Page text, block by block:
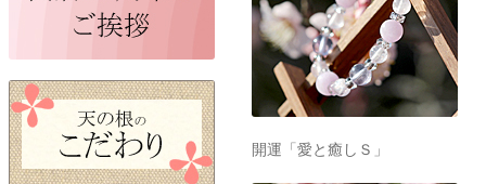
開運「愛と癒しＳ」